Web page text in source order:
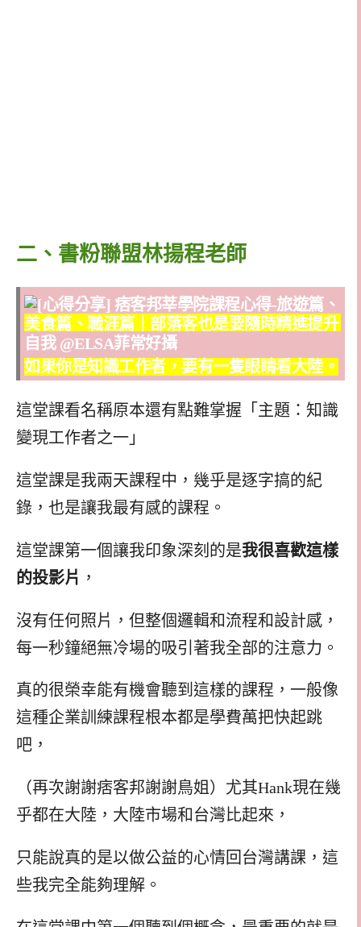
二、書粉聯盟林揚程老師
如果你是知識工作者，要有一隻眼睛看大陸。
這堂課看名稱原本還有點難掌握「主題：知識
變現工作者之一」
這堂課是我兩天課程中，幾乎是逐字搞的紀
錄，也是讓我最有感的課程。
這堂課第一個讓我印象深刻的是我很喜歡這樣
的投影片 ，
沒有任何照片，但整個邏輯和流程和設計感，
每一秒鐘絕無冷場的吸引著我全部的注意力。
真的很榮幸能有機會聽到這樣的課程，一般像
這種企業訓練課程根本都是學費萬把快起跳
吧，
（再次謝謝痞客邦謝謝鳥姐）尤其Hank現在幾
乎都在大陸，大陸市場和台灣比起來，
只能說真的是以做公益的心情回台灣講課，這
些我完全能夠理解。